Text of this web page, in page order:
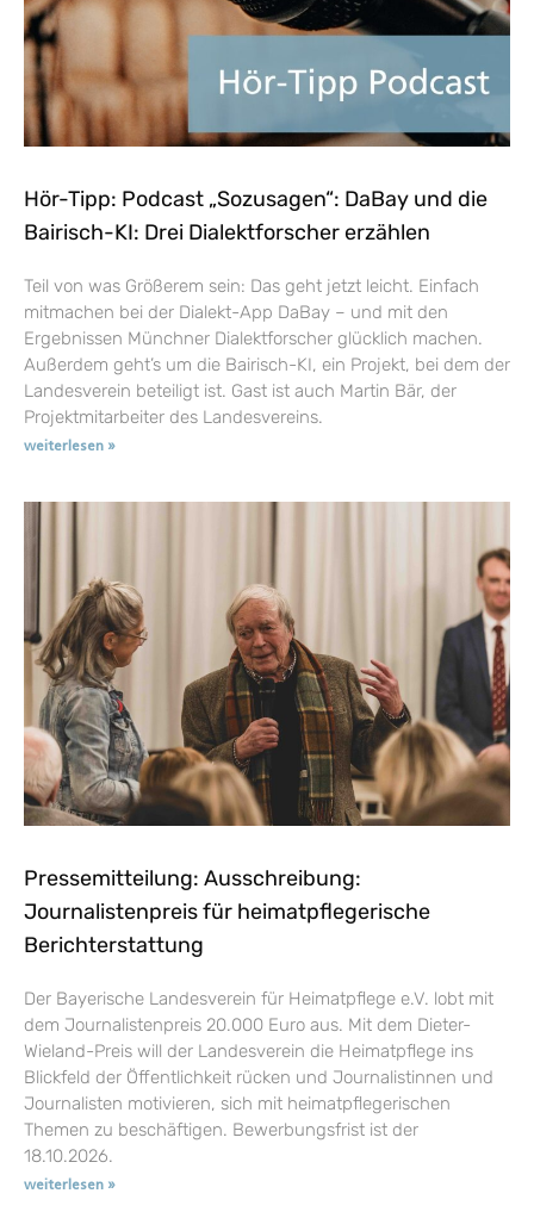
Hör-Tipp: Podcast „Sozusagen“: DaBay und die
Bairisch-KI: Drei Dialektforscher erzählen
Teil von was Größerem sein: Das geht jetzt leicht. Einfach
mitmachen bei der Dialekt-App DaBay – und mit den
Ergebnissen Münchner Dialektforscher glücklich machen.
Außerdem geht’s um die Bairisch-KI, ein Projekt, bei dem der
Landesverein beteiligt ist. Gast ist auch Martin Bär, der
Projektmitarbeiter des Landesvereins.
weiterlesen »
Pressemitteilung: Ausschreibung:
Journalistenpreis für heimatpflegerische
Berichterstattung
Der Bayerische Landesverein für Heimatpflege e.V. lobt mit
dem Journalistenpreis 20.000 Euro aus. Mit dem Dieter-
Wieland-Preis will der Landesverein die Heimatpflege ins
Blickfeld der Öffentlichkeit rücken und Journalistinnen und
Journalisten motivieren, sich mit heimatpflegerischen
Themen zu beschäftigen. Bewerbungsfrist ist der
18.10.2026.
weiterlesen »